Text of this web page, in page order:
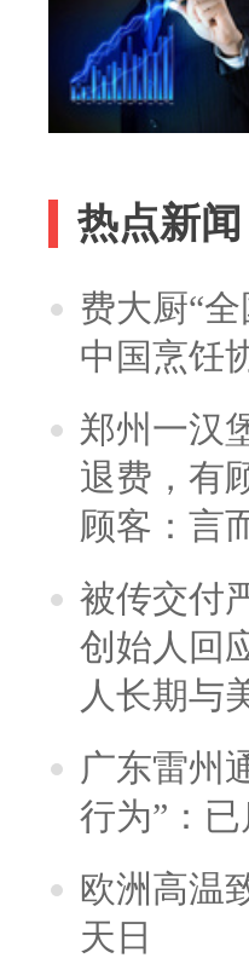
热点新闻
费大厨“
中国烹饪
郑州一汉
退费，有
顾客：言
被传交付
创始人回
人长期与
广东雷州
行为”：
欧洲高温
天日